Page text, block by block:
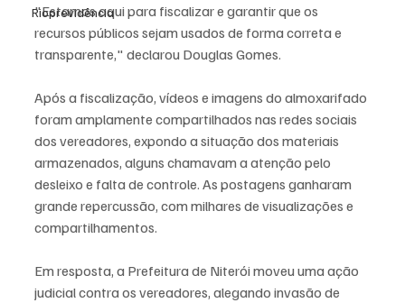
Rioprevidência
"Estamos aqui para fiscalizar e garantir que os
recursos públicos sejam usados de forma correta e
transparente," declarou Douglas Gomes.
Após a fiscalização, vídeos e imagens do almoxarifado
foram amplamente compartilhados nas redes sociais
dos vereadores, expondo a situação dos materiais
armazenados, alguns chamavam a atenção pelo
desleixo e falta de controle. As postagens ganharam
grande repercussão, com milhares de visualizações e
compartilhamentos.
Em resposta, a Prefeitura de Niterói moveu uma ação
judicial contra os vereadores, alegando invasão de